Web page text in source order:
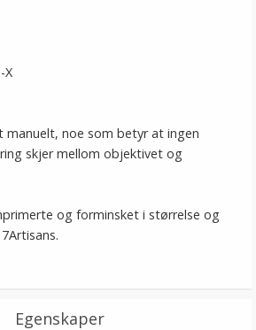
X
manuelt, noe som betyr at ingen
skjer mellom objektivet og
og forminsket i størrelse og
Egenskaper